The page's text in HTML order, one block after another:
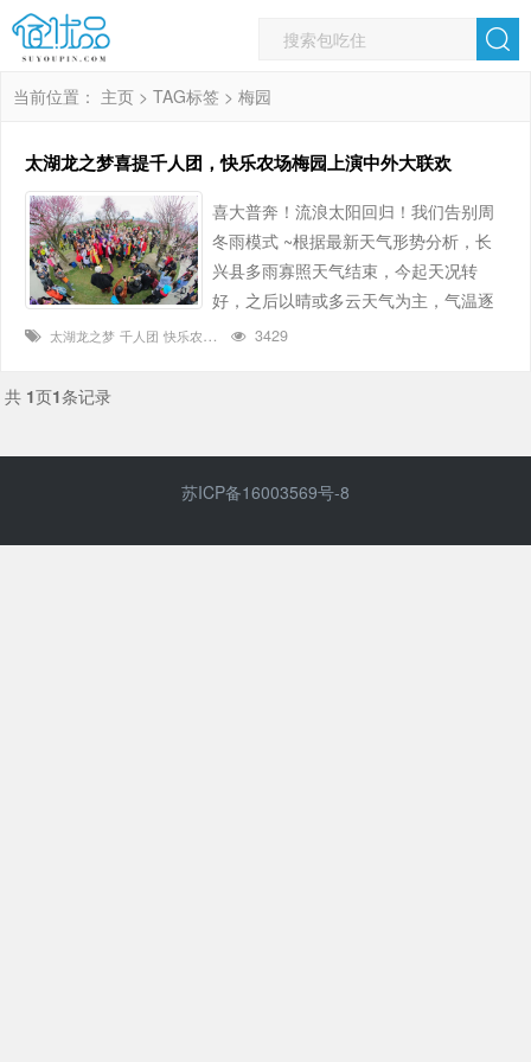
当前位置： 主页 > TAG标签 > 梅园
太湖龙之梦喜提千人团，快乐农场梅园上演中外大联欢
喜大普奔！流浪太阳回归！我们告别周
冬雨模式 ~根据最新天气形势分析，长
兴县多雨寡照天气结束，今起天况转
好，之后以晴或多云天气为主，气温逐
渐回升，长兴即将进入气象意义上的春
市……
太湖龙之梦 千人团 快乐农场 梅园 大联欢
3429
共 1页1条记录
苏ICP备16003569号-8